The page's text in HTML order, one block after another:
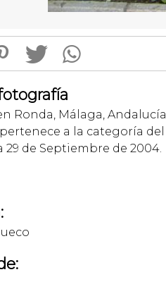
T 
Ronda, Málaga,
a la categoría
29 de Septiembre de 2004.